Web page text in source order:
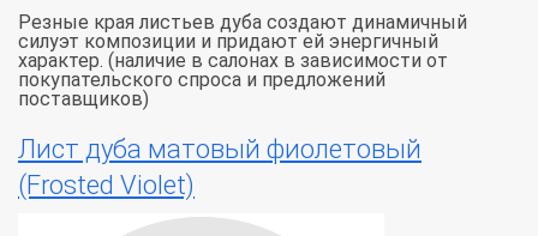
Резные края листьев дуба создают динамичный
силуэт композиции и придают ей энергичный
характер. (наличие в салонах в зависимости от
покупательского спроса и предложений
поставщиков)
Лист дуба матовый фиолетовый
(Frosted Violet)